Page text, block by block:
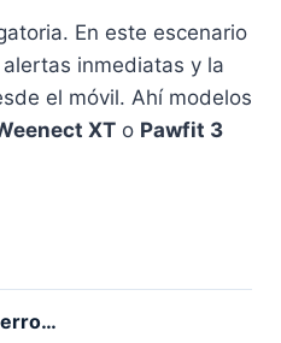
En este escenario
inmediatas y la
el móvil. Ahí modelos
XT o Pawfit 3